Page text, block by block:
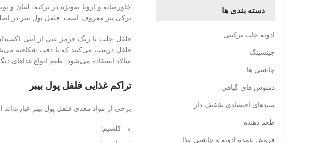
دسته بندی ها
ادویه جات ترکیبی
جینسینگ
چاشنی ها
دمنوش های گیاهی
سبدهای اقتصادی تخفیف دار
طعم دهنده
فروش عمده ادویه و چاشنی غذا
خاورمیانه و اروپا به‌ویژه در ترکیه،
ترکی نیز معروف است. فلفل پول بیبر در
فلفل حلب با رنگ قرمز غنی از آنتی
فلفل درست می‌کنند که با دقت شکافته
سالاد استفاده می‌شود، طعم انواع غذاهای
تراکم غذایی فلفل پول بیبر
برخی از مواد مغذی فلفل پول بیبر عبارت‌اند
کلسیم؛